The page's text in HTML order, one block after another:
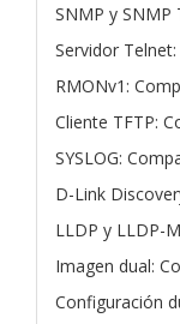
SNMP y SNMP
Servidor
RMONv1:
Cliente TFTP:
SYSLOG:
D-Link
LLDP y LLDP-
Imagen dual:
Configuración